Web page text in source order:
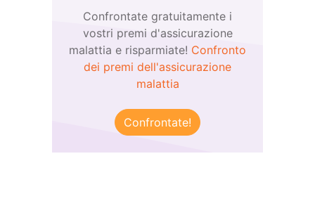
Confrontate gratuitamente i
vostri premi d'assicurazione
malattia e risparmiate! Confronto
dei premi dell'assicurazione
malattia
Confrontate!